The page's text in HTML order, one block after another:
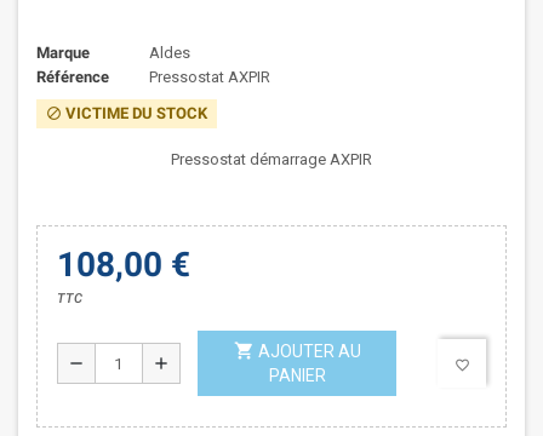
Marque
Aldes
Référence
Pressostat AXPIR
block VICTIME DU STOCK
Pressostat démarrage AXPIR
108,00 €
TTC
remove add
shopping_cart AJOUTER AU
PANIER
favorite_border